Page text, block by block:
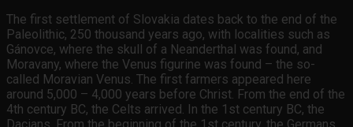
The first settlement of Slovakia dates back to the end of the
Paleolithic, 250 thousand years ago, with localities such as
Gánovce, where the skull of a Neanderthal was found, and
Moravany, where the Venus figurine was found – the so-
called Moravian Venus. The first farmers appeared here
around 5,000 – 4,000 years before Christ. From the end of the
4th century BC, the Celts arrived. In the 1st century BC, the